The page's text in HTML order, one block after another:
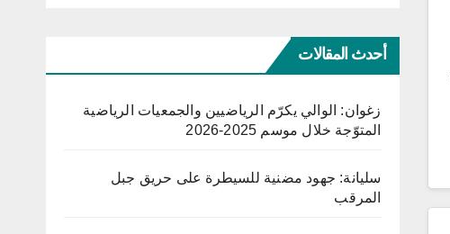
أحدث المقالات
زغوان: الوالي يكرّم الرياضيين والجمعيات الرياضية
المتوّجة خلال موسم 2025-2026
سليانة: جهود مضنية للسيطرة على حريق جبل
المرقب